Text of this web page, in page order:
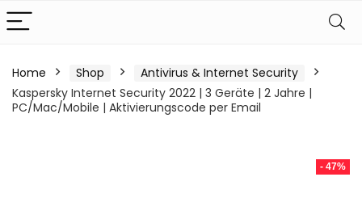
Home Shop
Antivirus & Internet Security
Kaspersky Internet Security 2022 | 3 Geräte | 2 Jahre |
PC/Mac/Mobile | Aktivierungscode per Email
- 47%